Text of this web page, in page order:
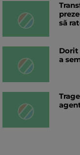
să
Dorit
a